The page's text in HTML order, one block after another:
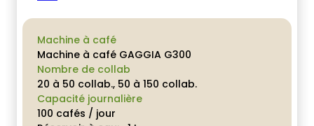
Machine à café
Machine à café GAGGIA G300
Nombre de collab
20 à 50 collab., 50 à 150 collab.
Capacité journalière
100 cafés / jour